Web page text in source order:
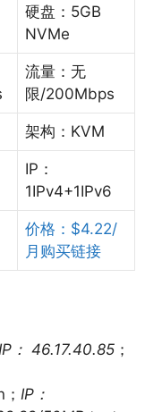
硬盘：5GB
NVMe
流量：无
限/200Mbps
架构：KVM
IP：
1IPv4+1IPv6
价格：$4.22/
月购买链接
： 46.17.40.85 ；
IP：